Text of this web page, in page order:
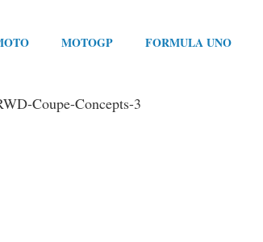
MOTOGP FORMULA UNO
Coupe-Concepts-3